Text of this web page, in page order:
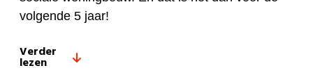
volgende 5 jaar!
Verder
lezen